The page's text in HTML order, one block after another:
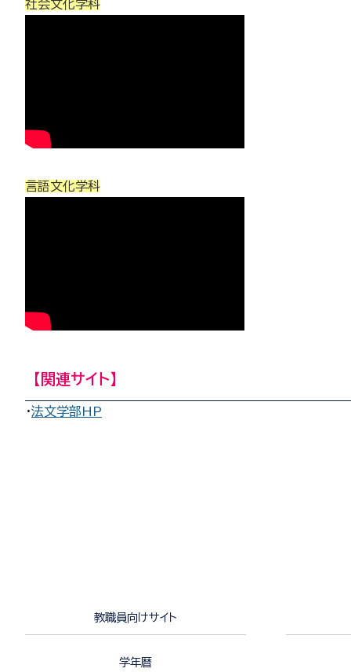
社会文化学科
言語文化学科
【関連サイト】
・法文学部HP
教職員向けサイト
学年暦